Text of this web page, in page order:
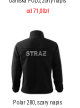
od 71,00zł
Polar 280, szary napis